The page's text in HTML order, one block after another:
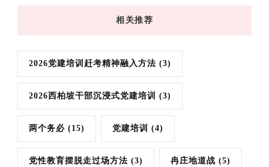
相关推荐
2026党建培训赶考精神融入方法 (3)
2026西柏坡干部沉浸式党建培训 (3)
两个务必 (15) 党建培训 (4)
党性教育摆脱走过场方法 (3) 冉庄地道战 (5)